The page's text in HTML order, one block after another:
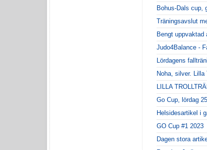
Bohus-Dals cup,
Träningsavslut
Bengt uppvaktad
Judo4Balance -
Lördagens
Noha, silver.
LILLA
Go Cup, lördag
Helsidesartikel i
GO Cup #1 2023
Dagen stora